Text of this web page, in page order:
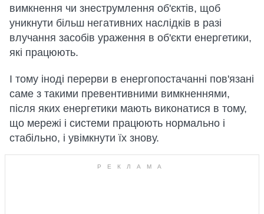
вимкнення чи знеструмлення об'єктів, щоб
уникнути більш негативних наслідків в разі
влучання засобів ураження в об'єкти енергетики,
які працюють.
І тому іноді перерви в енергопостачанні пов'язані
саме з такими превентивними вимкненнями,
після яких енергетики мають виконатися в тому,
що мережі і системи працюють нормально і
стабільно, і увімкнути їх знову.